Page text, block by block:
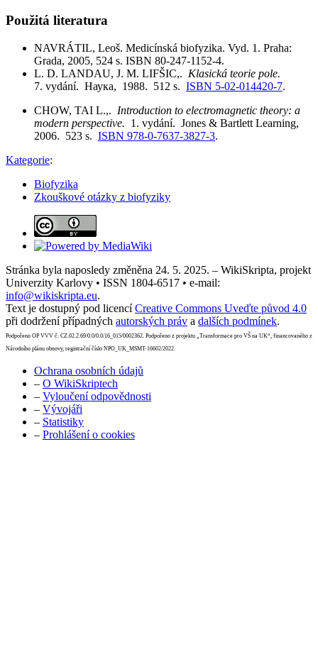
Použitá literatura
NAVRÁTIL, Leoš. Medicínská biofyzika. Vyd. 1. Praha:
Grada, 2005, 524 s. ISBN 80-247-1152-4.
L. D. LANDAU, J. M. LIFŠIC,. Klasická teorie pole.
7. vydání. Наука, 1988. 512 s. ISBN 5-02-014420-7.
CHOW, TAI L.,. Introduction to electromagnetic theory: a
modern perspective. 1. vydání. Jones & Bartlett Learning,
2006. 523 s. ISBN 978-0-7637-3827-3.
Kategorie:
Biofyzika
Zkouškové otázky z biofyziky
Stránka byla naposledy změněna 24. 5. 2025. – WikiSkripta, projekt
Univerzity Karlovy • ISSN 1804-6517 • e-mail:
info@wikiskripta.eu.
Text je dostupný pod licencíCreative Commons Uveďte původ 4.0
při dodržení případných autorských práv a dalších podmínek.
Podpořeno OP VVV č. CZ.02.2.69/0.0/0.0/16_015/0002362. Podpořeno z projektu „Transformace pro VŠ na UK“, financovaného z
Národního plánu obnovy, registrační číslo NPO_UK_MSMT-16602/2022.
Ochrana osobních údajů
– O WikiSkriptech
– Vyloučení odpovědnosti
– Vývojáři
– Statistiky
– Prohlášení o cookies